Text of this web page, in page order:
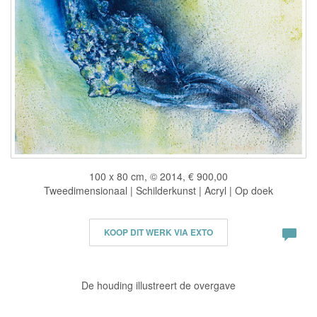
100 x 80 cm, © 2014, € 900,00
Tweedimensionaal | Schilderkunst | Acryl | Op doek
KOOP DIT WERK VIA EXTO
De houding illustreert de overgave